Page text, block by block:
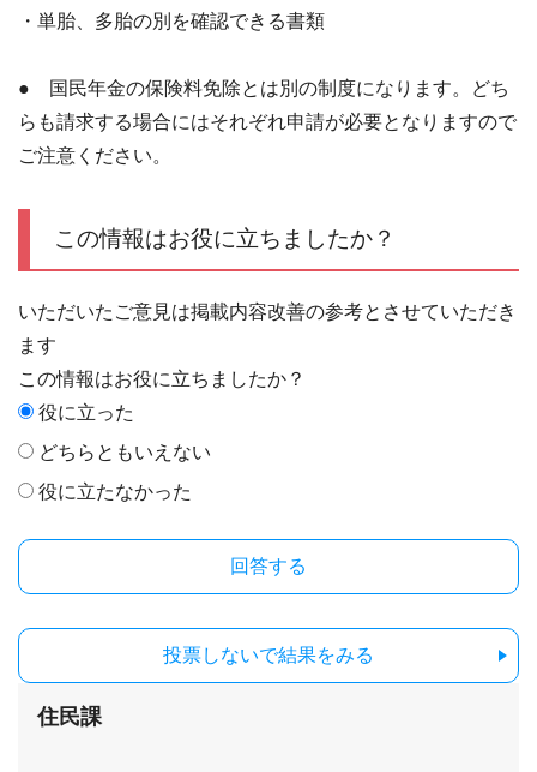
・単胎、多胎の別を確認できる書類
● 国民年金の保険料免除とは別の制度になります。どち
らも請求する場合にはそれぞれ申請が必要となりますので
ご注意ください。
この情報はお役に立ちましたか？
いただいたご意見は掲載内容改善の参考とさせていただき
ます
この情報はお役に立ちましたか？
役に立った
どちらともいえない
役に立たなかった
投票しないで結果をみる
住民課